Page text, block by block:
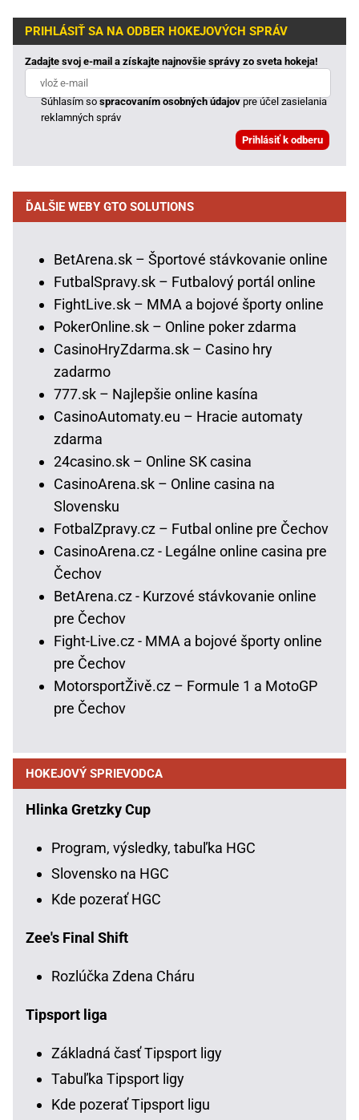
PRIHLÁSIŤ SA NA ODBER HOKEJOVÝCH SPRÁV
Zadajte svoj e-mail a získajte najnovšie správy zo sveta hokeja!
Súhlasím sospracovaním osobných údajovpre účel zasielania
reklamných správ
ĎALŠIE WEBY GTO SOLUTIONS
BetArena.sk – Športové stávkovanie online
FutbalSpravy.sk – Futbalový portál online
FightLive.sk – MMA a bojové športy online
PokerOnline.sk – Online poker zdarma
CasinoHryZdarma.sk – Casino hry
zadarmo
777.sk – Najlepšie online kasína
CasinoAutomaty.eu – Hracie automaty
zdarma
24casino.sk – Online SK casina
CasinoArena.sk – Online casina na
Slovensku
FotbalZpravy.cz – Futbal online pre Čechov
CasinoArena.cz - Legálne online casina pre
Čechov
BetArena.cz - Kurzové stávkovanie online
pre Čechov
Fight-Live.cz - MMA a bojové športy online
pre Čechov
MotorsportŽivě.cz – Formule 1 a MotoGP
pre Čechov
HOKEJOVÝ SPRIEVODCA
Hlinka Gretzky Cup
Program, výsledky, tabuľka HGC
Slovensko na HGC
Kde pozerať HGC
Zee's Final Shift
Rozlúčka Zdena Cháru
Tipsport liga
Základná časť Tipsport ligy
Tabuľka Tipsport ligy
Kde pozerať Tipsport ligu